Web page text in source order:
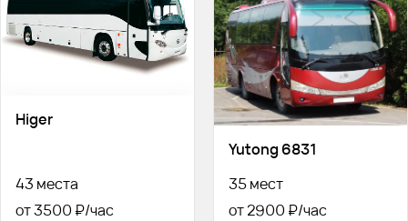
Higer
43 места
от 3500 ₽
Yutong 6831
35 мест
от 2900 ₽